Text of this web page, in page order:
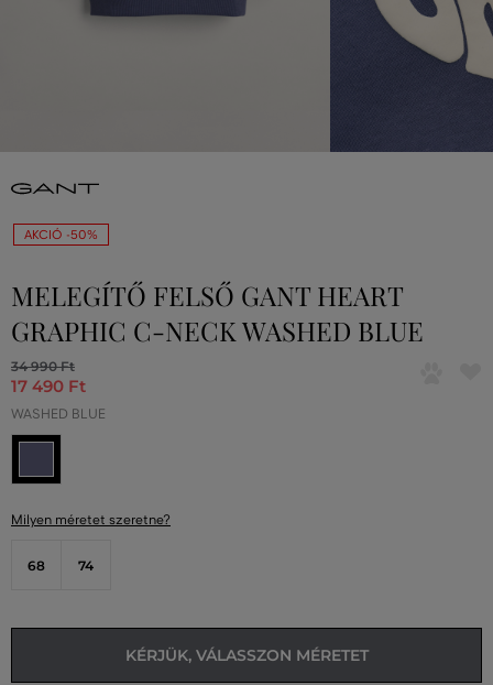
AKCIÓ -50%
MELEGÍTŐ FELSŐ GANT HEART
GRAPHIC C-NECK WASHED BLUE
34 990 Ft
17 490 Ft
WASHED BLUE
Milyen méretet szeretne?
68 74
KÉRJÜK, VÁLASSZON MÉRETET